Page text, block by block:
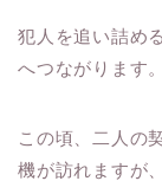
犯人を追い詰め
へつながります。
この頃、二人の
機が訪れますが